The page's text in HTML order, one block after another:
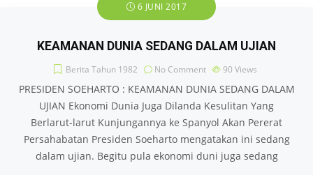
6 JUNI 2017
KEAMANAN DUNIA SEDANG DALAM UJIAN
Berita Tahun 1982 No Comment 90 Views
PRESIDEN SOEHARTO : KEAMANAN DUNIA SEDANG DALAM
UJIAN Ekonomi Dunia Juga Dilanda Kesulitan Yang
Berlarut-larut Kunjungannya ke Spanyol Akan Pererat
Persahabatan Presiden Soeharto mengatakan ini sedang
dalam ujian. Begitu pula ekonomi duni juga sedang